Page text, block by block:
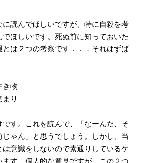
に読んでほしいですが、特に自殺を考
でほしいです。死ぬ前に知っておいた
とは２つの考察です．．．それはずば
き物
り
です。これを読んで、「なーんだ、そ
じゃん」と思うでしょう。しかし、当
は意識をしないので素通りしているケ
ます。個人的な意見ですが、この２つ